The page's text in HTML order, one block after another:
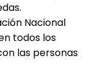
Nacional
todos los
las personas